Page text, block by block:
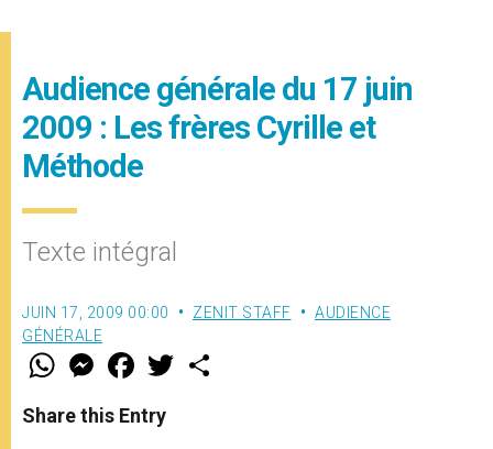
Audience générale du 17 juin
2009 : Les frères Cyrille et
Méthode
Texte intégral
JUIN 17, 2009 00:00 ZENIT STAFF
AUDIENCE
GÉNÉRALE
W
t
s
M
e
s
e
F
a
e
b
w
Share this Entry